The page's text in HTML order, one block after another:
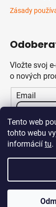
Tento web
tohto webu
informácií tu.
Zásady
Vložte svoj
o nových
Email
Vložením
osobných